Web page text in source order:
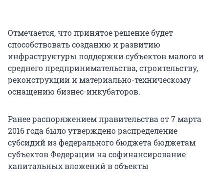
Отмечается, что принятое решение будет
способствовать созданию и развитию
инфраструктуры поддержки субъектов малого и
среднего предпринимательства, строительству,
реконструкции и материально-техническому
оснащению бизнес-инкубаторов.
Ранее распоряжением правительства от 7 марта
2016 года было утверждено распределение
субсидий из федерального бюджета бюджетам
субъектов Федерации на софинансирование
капитальных вложений в объекты